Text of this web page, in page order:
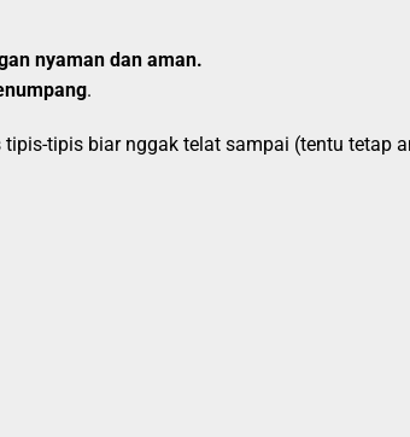
nyaman dan aman.
.
tipis biar nggak telat sampai (tentu tetap